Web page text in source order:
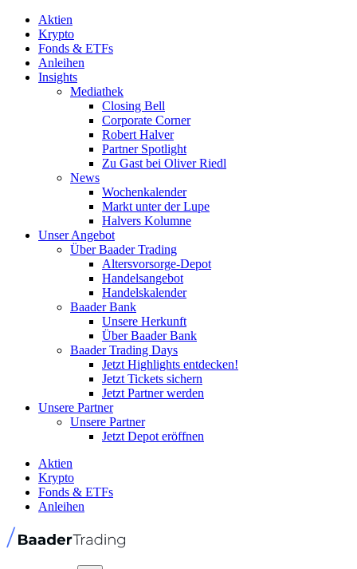
Aktien
Krypto
Fonds & ETFs
Anleihen
Insights
Mediathek
Closing Bell
Corporate Corner
Robert Halver
Partner Spotlight
Zu Gast bei Oliver Riedl
News
Wochenkalender
Markt unter der Lupe
Halvers Kolumne
Unser Angebot
Über Baader Trading
Altersvorsorge-Depot
Handelsangebot
Handelskalender
Baader Bank
Unsere Herkunft
Über Baader Bank
Baader Trading Days
Jetzt Highlights entdecken!
Jetzt Tickets sichern
Jetzt Partner werden
Unsere Partner
Unsere Partner
Jetzt Depot eröffnen
Aktien
Krypto
Fonds & ETFs
Anleihen